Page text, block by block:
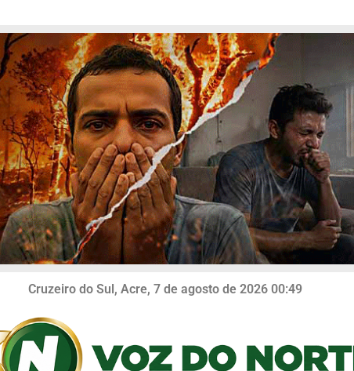
Cruzeiro do Sul, Acre, 7 de agosto de 2026 00:49